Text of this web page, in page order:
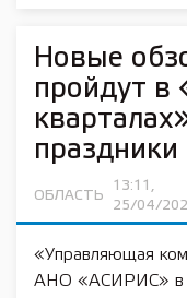
Новые
пройдут в
праздники
ОБЛАСТЬ
13:11,
25/04/
«Управляющая
АНО «АСИРИС» в